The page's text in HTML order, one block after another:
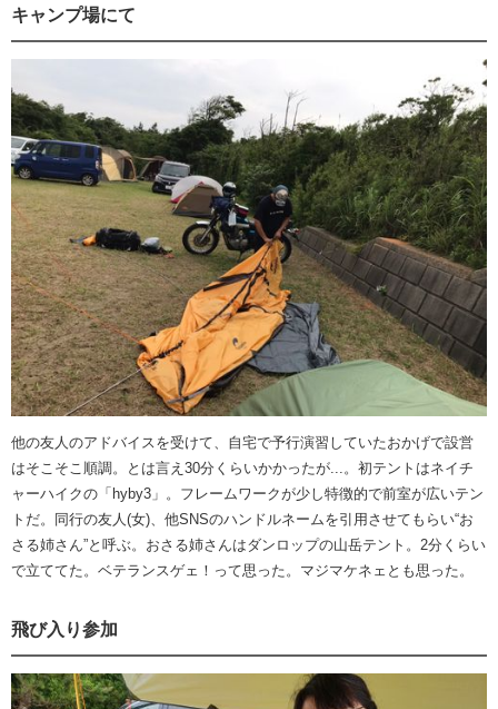
キャンプ場にて
他の友人のアドバイスを受けて、自宅で予行演習していたおかげで設営
はそこそこ順調。とは言え30分くらいかかったが...。初テントはネイチ
ャーハイクの「hyby3」。フレームワークが少し特徴的で前室が広いテン
トだ。同行の友人(女)、他SNSのハンドルネームを引用させてもらい“お
さる姉さん”と呼ぶ。おさる姉さんはダンロップの山岳テント。2分くらい
で立ててた。ベテランスゲェ！って思った。マジマケネェとも思った。
飛び入り参加